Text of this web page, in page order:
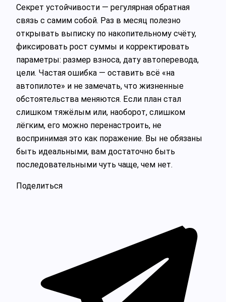
Секрет устойчивости — регулярная обратная
связь с самим собой. Раз в месяц полезно
открывать выписку по накопительному счёту,
фиксировать рост суммы и корректировать
параметры: размер взноса, дату автоперевода,
цели. Частая ошибка — оставить всё «на
автопилоте» и не замечать, что жизненные
обстоятельства меняются. Если план стал
слишком тяжёлым или, наоборот, слишком
лёгким, его можно перенастроить, не
воспринимая это как поражение. Вы не обязаны
быть идеальными, вам достаточно быть
последовательными чуть чаще, чем нет.
Поделиться